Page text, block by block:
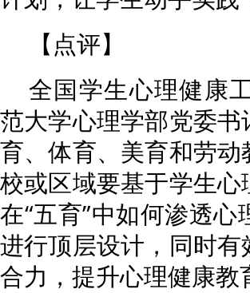
【点评】
全国学生心理健康
范大学心理学部党委
育、体育、美育和劳
校或区域要基于学生
在“五育”中如何渗透
进行顶层设计，同时
合力，提升心理健康教